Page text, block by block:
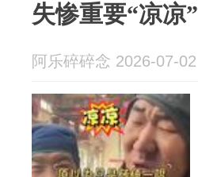
失惨重要“凉凉”
阿乐碎碎念 2026-07-02